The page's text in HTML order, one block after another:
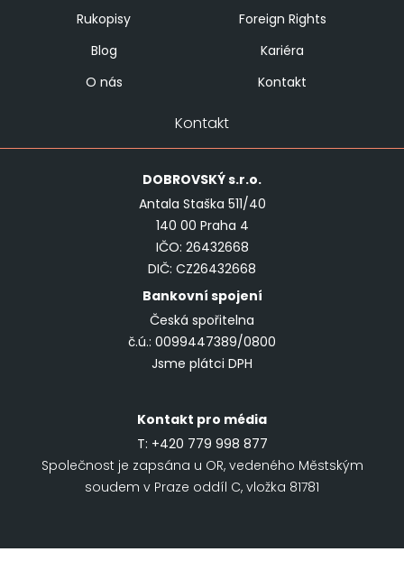
Rukopisy
Foreign Rights
Blog
Kariéra
O nás
Kontakt
Kontakt
DOBROVSKÝs.r.o.
Antala Staška 511/40
140 00 Praha 4
IČO: 26432668
DIČ: CZ26432668
Bankovní spojení
Česká spořitelna
č.ú.: 0099447389/0800
Jsme plátci DPH
Kontakt pro média
T: +420 779 998 877
Společnost je zapsána u OR, vedeného Městským
soudem v Praze oddíl C, vložka 81781